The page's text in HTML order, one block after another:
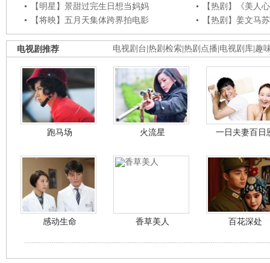
【明星】景甜过完生日想当妈妈
【热剧】《美人
【将映】五月天集体跨界拍电影
【热剧】姜文马
电视剧台 热剧检索 热剧点播 电视剧库 趣
电视剧推荐
跑马场 火流星 一日夫妻百日
感动生命 香草美人 百花深处